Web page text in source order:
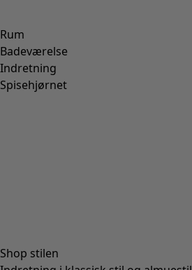
Rum
Badeværelse
Indretning
Spisehjørnet
Shop stilen